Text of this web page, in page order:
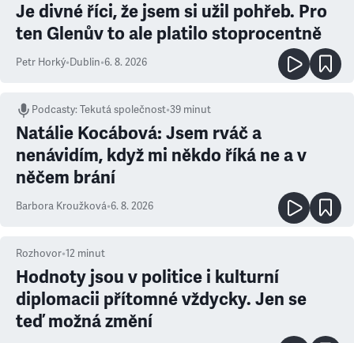
Je divné říci, že jsem si užil pohřeb. Pro
ten Glenův to ale platilo stoprocentně
Petr Horký•Dublin•6. 8. 2026
Podcasty:Tekutá společnost•39 minut
Natálie Kocábová: Jsem rváč a
nenávidím, když mi někdo říká ne a v
něčem brání
Barbora Kroužková•6. 8. 2026
Rozhovor•12 minut
Hodnoty jsou v politice i kulturní
diplomacii přítomné vždycky. Jen se
teď možná změní